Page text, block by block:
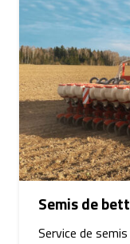
Semis de
Service de